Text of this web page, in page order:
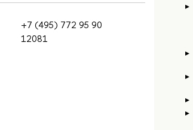
+7 (495) 772 95 90
12081